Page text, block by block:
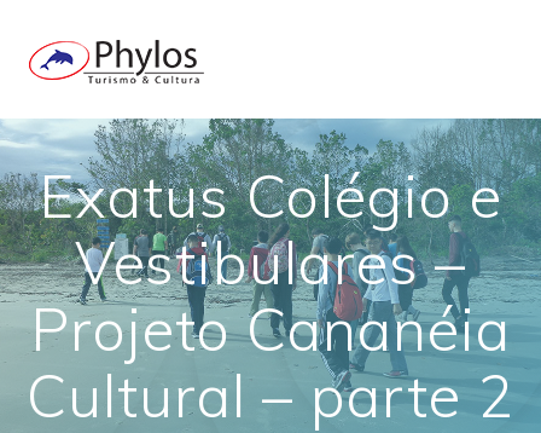
Exatus Colégio e
Vestibulares –
Projeto Cananéia
Cultural – parte 2